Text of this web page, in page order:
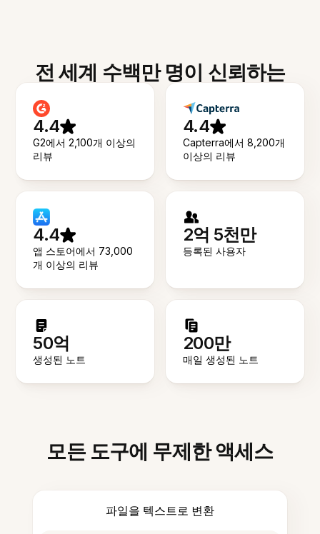
전 세계 수백만 명이 신뢰하는
4.4
G2에서 2,100개 이상의
리뷰
4.4
Capterra에서 8,200개
이상의 리뷰
4.4
앱 스토어에서 73,000
개 이상의 리뷰
2억 5천만
등록된 사용자
50억
생성된 노트
200만
매일 생성된 노트
모든 도구에 무제한 액세스
파일을 텍스트로 변환